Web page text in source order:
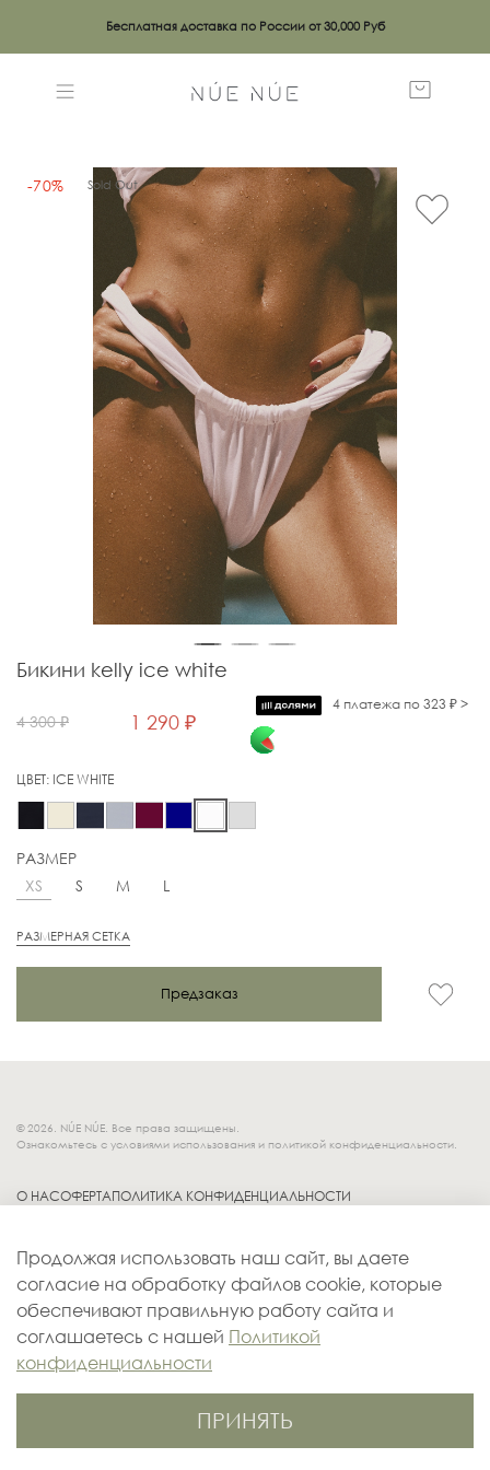
Бесплатная доставка по России от 30,000 Руб
-70% Sold Out
Бикини kelly ice white
4 300 ₽ 1 290 ₽
4 платежа по 323 ₽ >
ЦВЕТ: ICE WHITE
РАЗМЕР
XS
S M L
РАЗМЕРНАЯ СЕТКА
Предзаказ
© 2026. NÚE NÚE. Все права защищены.
Ознакомьтесь с условиями использования и политикой конфиденциальности.
О НАСОФЕРТАПОЛИТИКА КОНФИДЕНЦИАЛЬНОСТИ
ДОСТАВКА
КОНТАКТЫ
ОПЛАТА
Продолжая использовать наш сайт, вы даете
согласие на обработку файлов cookie, которые
обеспечивают правильную работу сайта и
соглашаетесь с нашей Политикой
конфиденциальности
ПРИНЯТЬ